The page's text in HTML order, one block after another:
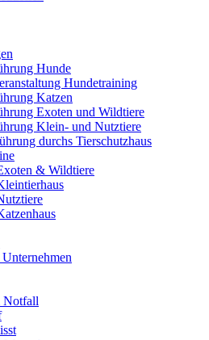
Hunde
Hundetraining
Katzen
Exoten und Wildtiere
Klein- und Nutztiere
durchs Tierschutzhaus
& Wildtiere
Notfall